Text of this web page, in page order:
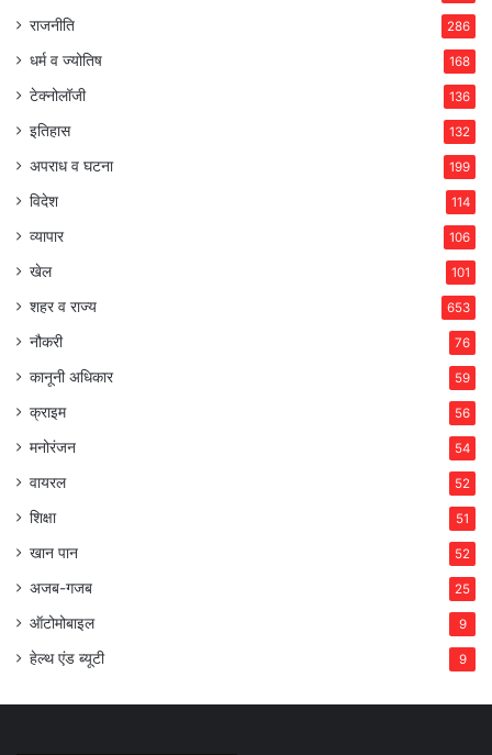
राजनीति 286
धर्म व ज्योतिष 168
टेक्नोलॉजी 136
इतिहास 132
अपराध व घटना 199
विदेश 114
व्यापार 106
खेल 101
शहर व राज्य 653
नौकरी 76
कानूनी अधिकार 59
क्राइम 56
मनोरंजन 54
वायरल 52
शिक्षा 51
खान पान 52
अजब-गजब 25
ऑटोमोबाइल 9
हेल्थ एंड ब्यूटी 9